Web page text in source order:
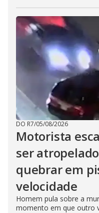
DO R7/05/08/2026
Motorista
ser
quebrar em
velocidade
Homem pula sobre a
momento em que outro